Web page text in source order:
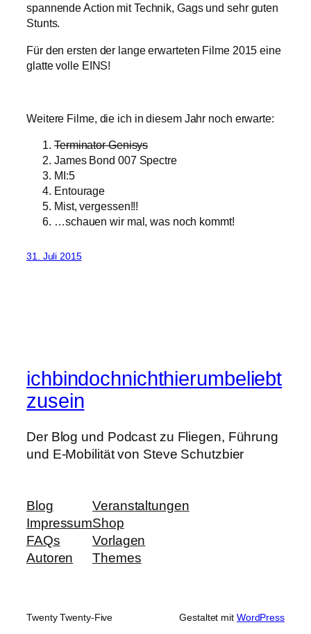
spannende Action mit Technik, Gags und sehr guten
Stunts.
Für den ersten der lange erwarteten Filme 2015 eine
glatte volle EINS!
Weitere Filme, die ich in diesem Jahr noch erwarte:
Terminator Genisys
James Bond 007 Spectre
MI:5
Entourage
Mist, vergessen!!!
…schauen wir mal, was noch kommt!
31. Juli 2015
ichbindochnichthierumbeliebt
zusein
Der Blog und Podcast zu Fliegen, Führung
und E-Mobilität von Steve Schutzbier
Blog
Impressum
FAQs
Autoren
Veranstaltungen
Shop
Vorlagen
Themes
Twenty Twenty-Five Gestaltet mit WordPress